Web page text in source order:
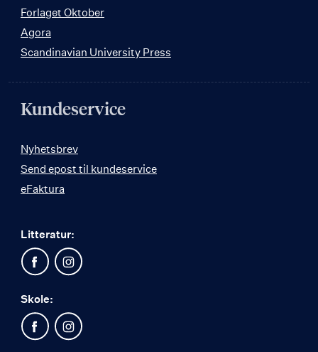
Forlaget Oktober
Agora
Scandinavian University Press
Kundeservice
Nyhetsbrev
Send epost til kundeservice
eFaktura
Litteratur:
Skole: